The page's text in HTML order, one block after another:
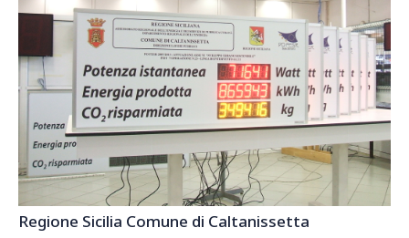
Regione Sicilia Comune di Caltanissetta